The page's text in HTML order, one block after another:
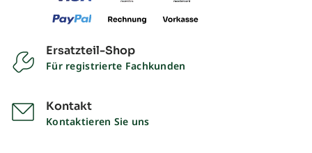
Ersatzteil-Shop
Für registrierte Fachkunden
Kontakt
Kontaktieren Sie uns